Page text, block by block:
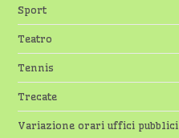
Sport
Teatro
Tennis
Trecate
Variazione orari uffici pubblici